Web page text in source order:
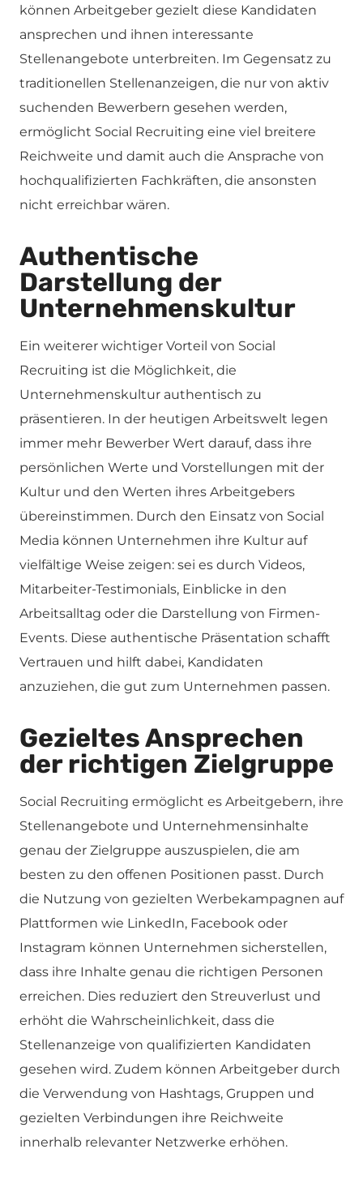
können Arbeitgeber gezielt diese Kandidaten
ansprechen und ihnen interessante
Stellenangebote unterbreiten. Im Gegensatz zu
traditionellen Stellenanzeigen, die nur von aktiv
suchenden Bewerbern gesehen werden,
ermöglicht Social Recruiting eine viel breitere
Reichweite und damit auch die Ansprache von
hochqualifizierten Fachkräften, die ansonsten
nicht erreichbar wären.
Authentische
Darstellung der
Unternehmenskultur
Ein weiterer wichtiger Vorteil von Social
Recruiting ist die Möglichkeit, die
Unternehmenskultur authentisch zu
präsentieren. In der heutigen Arbeitswelt legen
immer mehr Bewerber Wert darauf, dass ihre
persönlichen Werte und Vorstellungen mit der
Kultur und den Werten ihres Arbeitgebers
übereinstimmen. Durch den Einsatz von Social
Media können Unternehmen ihre Kultur auf
vielfältige Weise zeigen: sei es durch Videos,
Mitarbeiter-Testimonials, Einblicke in den
Arbeitsalltag oder die Darstellung von Firmen-
Events. Diese authentische Präsentation schafft
Vertrauen und hilft dabei, Kandidaten
anzuziehen, die gut zum Unternehmen passen.
Gezieltes Ansprechen
der richtigen Zielgruppe
Social Recruiting ermöglicht es Arbeitgebern, ihre
Stellenangebote und Unternehmensinhalte
genau der Zielgruppe auszuspielen, die am
besten zu den offenen Positionen passt. Durch
die Nutzung von gezielten Werbekampagnen auf
Plattformen wie LinkedIn, Facebook oder
Instagram können Unternehmen sicherstellen,
dass ihre Inhalte genau die richtigen Personen
erreichen. Dies reduziert den Streuverlust und
erhöht die Wahrscheinlichkeit, dass die
Stellenanzeige von qualifizierten Kandidaten
gesehen wird. Zudem können Arbeitgeber durch
die Verwendung von Hashtags, Gruppen und
gezielten Verbindungen ihre Reichweite
innerhalb relevanter Netzwerke erhöhen.